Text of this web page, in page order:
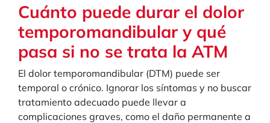
Cuánto puede durar el dolor
temporomandibular y qué
pasa si no se trata la ATM
El dolor temporomandibular (DTM) puede ser
temporal o crónico. Ignorar los síntomas y no buscar
tratamiento adecuado puede llevar a
complicaciones graves, como el daño permanente a